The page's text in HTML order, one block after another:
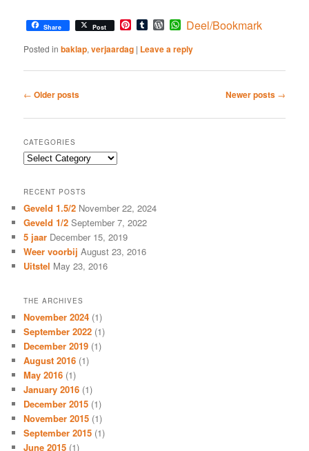
Share Post Pinterest
TumblrWordPress
WhatsApp
Deel/Bookmark
Posted in baklap,verjaardag | Leave a reply
Post
← Older posts Newer posts →
CATEGORIES
Categories
RECENT POSTS
Geveld 1.5/2 November 22, 2024
Geveld 1/2 September 7, 2022
5 jaar December 15, 2019
Weer voorbij August 23, 2016
Uitstel May 23, 2016
THE ARCHIVES
November 2024 (1)
September 2022 (1)
December 2019 (1)
August 2016 (1)
May 2016 (1)
January 2016 (1)
December 2015 (1)
November 2015 (1)
September 2015 (1)
June 2015 (1)